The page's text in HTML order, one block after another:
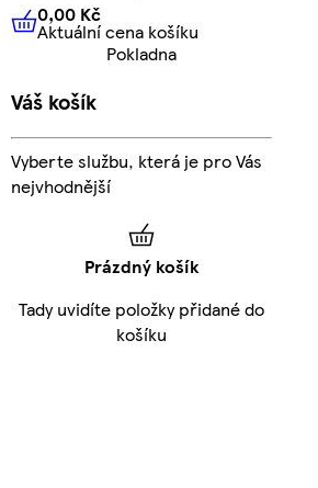
0,00 KčAktuální cena košíku
0,00 Kč
Aktuální cena košíku
Pokladna
Váš košík
Vyberte službu, která je pro Vás
nejvhodnější
Prázdný košík
Tady uvidíte položky přidané do
košíku